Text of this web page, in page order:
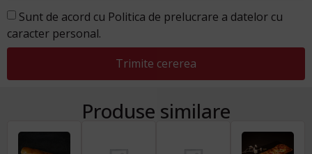
Sunt de acord cu Politica de prelucrare a datelor cu
caracter personal.
Trimite cererea
Produse similare